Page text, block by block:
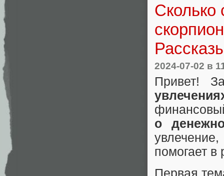
Сколько
2024-07-02 в
Привет!
о
помогает
Первая